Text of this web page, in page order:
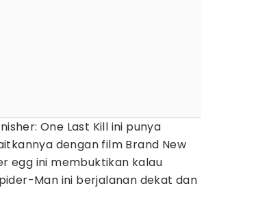
One Last Kill ini punya
dengan film Brand New
egg ini membuktikan kalau
Man ini berjalanan dekat dan